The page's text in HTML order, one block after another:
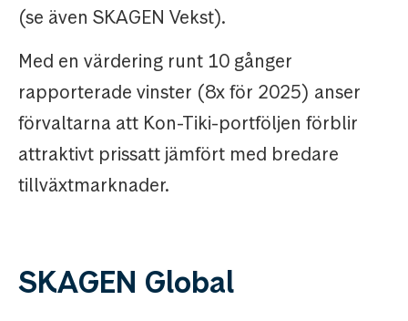
(se även SKAGEN Vekst).
Med en värdering runt 10 gånger
rapporterade vinster (8x för 2025) anser
förvaltarna att Kon-Tiki-portföljen förblir
attraktivt prissatt jämfört med bredare
tillväxtmarknader.
SKAGEN Global